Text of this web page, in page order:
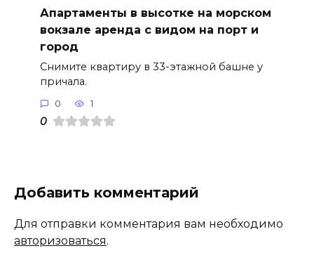
Апартаменты в высотке на морском
вокзале аренда с видом на порт и
город
Снимите квартиру в 33-этажной башне у
причала.
0 1
0
Добавить комментарий
Для отправки комментария вам необходимо
авторизоваться.